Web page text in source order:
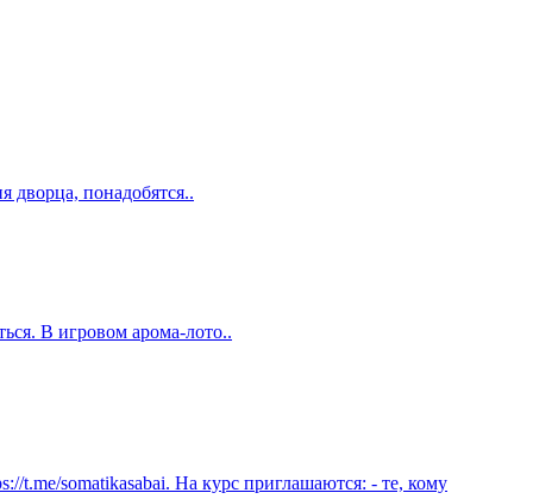
дворца, понадобятся..
В игровом арома-лото..
t.me/somatikasabai. На курс приглашаются: - те, кому